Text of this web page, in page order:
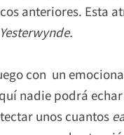
anteriores. Esta
Yesterwynde.
con un
nadie podrá
unos cuantos